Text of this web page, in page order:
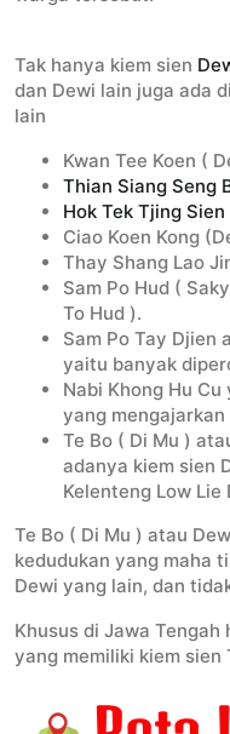
Tak hanya kiem sien
dan Dewi lain juga ada
lain
Kwan Tee Koen (
Thian Siang Seng
Hok Tek Tjing Sien
Ciao Koen Kong
Thay Shang Lao
Sam Po Hud (
To Hud ).
Sam Po Tay Djien
yaitu banyak
Nabi Khong Hu
yang mengajarkan
Te Bo ( Di Mu )
adanya kiem sien
Kelenteng Low
Te Bo ( Di Mu ) atau
kedudukan yang maha
Dewi yang lain, dan
Khusus di Jawa Tengah
yang memiliki kiem sien